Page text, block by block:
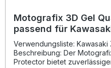
Motografix 3D Gel
passend für
Verwendungsliste:
Beschreibung: Der
Protector bietet